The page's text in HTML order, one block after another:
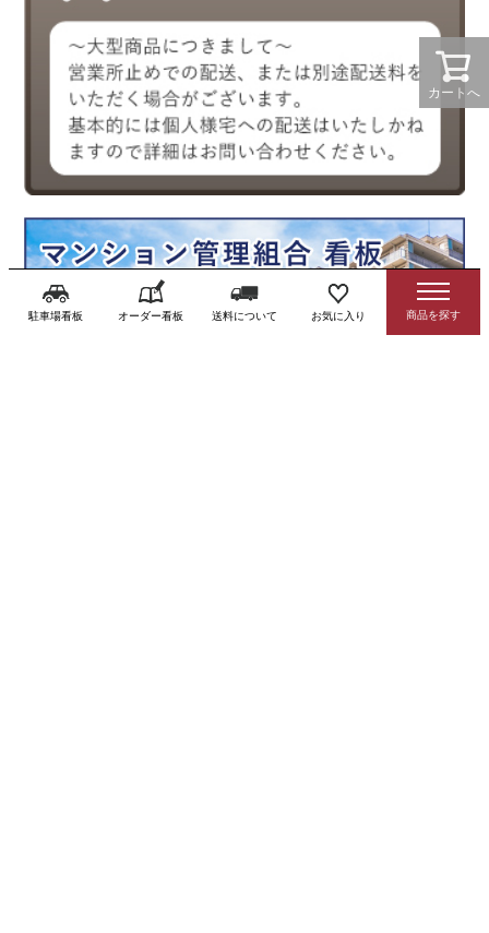
カートへ
駐車場看板 オーダー看板 送料について お気に入り